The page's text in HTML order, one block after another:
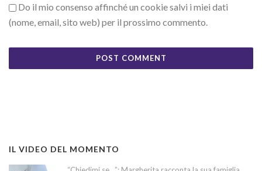
Do il mio consenso affinché un cookie salvi i miei dati
(nome, email, sito web) per il prossimo commento.
IL VIDEO DEL MOMENTO